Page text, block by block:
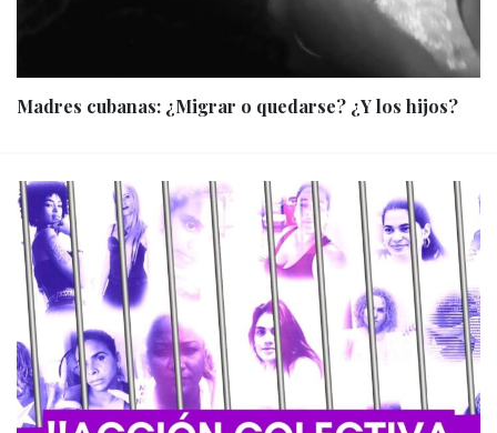
Madres cubanas: ¿Migrar o quedarse? ¿Y los hijos?